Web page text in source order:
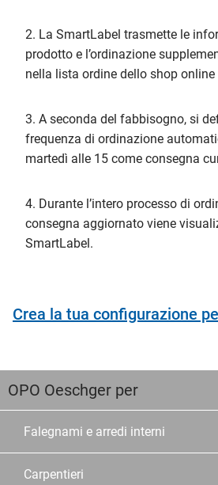
2. La SmartLabel trasmette le
prodotto e l’ordinazione
nella lista ordine dello shop online
3. A seconda del fabbisogno, si
frequenza di ordinazione
martedì alle 15 come consegna
4. Durante l’intero processo di
consegna aggiornato viene
SmartLabel.
Crea la tua configurazione
OPO Oeschger per
Falegnami e arredi interni
Carpentieri